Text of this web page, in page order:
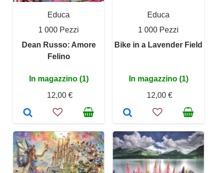
Educa
1 000 Pezzi
Dean Russo: Amore
Felino
In magazzino (1)
12,00 €
Educa
1 000 Pezzi
Bike in a Lavender Field
In magazzino (1)
12,00 €